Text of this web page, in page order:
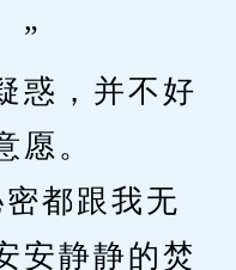
”
，并不好
愿。
都跟我无
安静静的焚